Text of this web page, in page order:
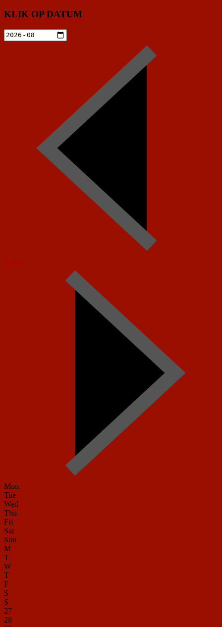
KLIK OP DATUM
Mon
Tue
Wed
Thu
Fri
Sat
Sun
M
T
W
T
F
S
S
27
28